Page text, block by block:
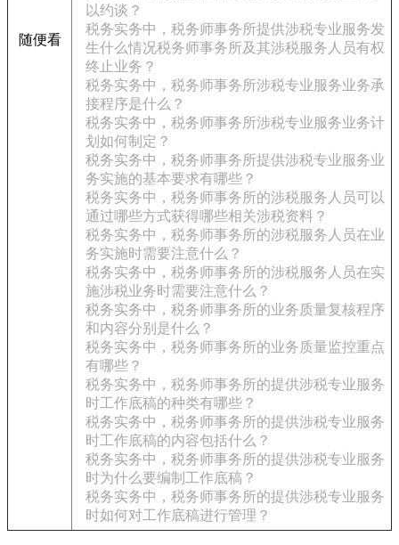
随便看
以约谈？
税务实务中，税务师事务所提供涉税专业服务发
生什么情况税务师事务所及其涉税服务人员有权
终止业务？
税务实务中，税务师事务所涉税专业服务业务承
接程序是什么？
税务实务中，税务师事务所涉税专业服务业务计
划如何制定？
税务实务中，税务师事务所提供涉税专业服务业
务实施的基本要求有哪些？
税务实务中，税务师事务所的涉税服务人员可以
通过哪些方式获得哪些相关涉税资料？
税务实务中，税务师事务所的涉税服务人员在业
务实施时需要注意什么？
税务实务中，税务师事务所的涉税服务人员在实
施涉税业务时需要注意什么？
税务实务中，税务师事务所的业务质量复核程序
和内容分别是什么？
税务实务中，税务师事务所的业务质量监控重点
有哪些？
税务实务中，税务师事务所的提供涉税专业服务
时工作底稿的种类有哪些？
税务实务中，税务师事务所的提供涉税专业服务
时工作底稿的内容包括什么？
税务实务中，税务师事务所的提供涉税专业服务
时为什么要编制工作底稿？
税务实务中，税务师事务所的提供涉税专业服务
时如何对工作底稿进行管理？